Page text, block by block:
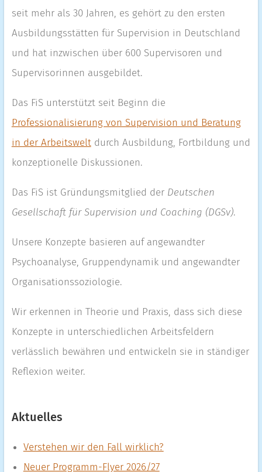
seit mehr als 30 Jahren, es gehört zu den ersten
Ausbildungsstätten für Supervision in Deutschland
und hat inzwischen über 600 Supervisoren und
Supervisorinnen ausgebildet.
Das FiS unterstützt seit Beginn die
Professionalisierung von Supervision und Beratung
in der Arbeitsweltdurch Ausbildung, Fortbildung und
konzeptionelle Diskussionen.
Das FiS ist Gründungsmitglied der Deutschen
Gesellschaft für Supervision und Coaching (DGSv).
Unsere Konzepte basieren auf angewandter
Psychoanalyse, Gruppendynamik und angewandter
Organisationssoziologie.
Wir erkennen in Theorie und Praxis, dass sich diese
Konzepte in unterschiedlichen Arbeitsfeldern
verlässlich bewähren und entwickeln sie in ständiger
Reflexion weiter.
Aktuelles
Verstehen wir den Fall wirklich?
Neuer Programm-Flyer 2026/27